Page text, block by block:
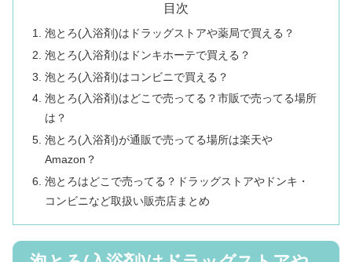
目次
泡とろ(入浴剤)はドラッグストアや薬局で買える？
泡とろ(入浴剤)はドンキホーテで買える？
泡とろ(入浴剤)はコンビニで買える？
泡とろ(入浴剤)はどこで売ってる？市販で売ってる場所
は？
泡とろ(入浴剤)が通販で売ってる場所は楽天や
Amazon？
泡とろはどこで売ってる？ドラッグストアやドンキ・
コンビニなど取扱い販売店まとめ